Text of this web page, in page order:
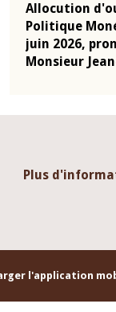
Allocution
Politique
mars 2026,
Monsieur
Plus
l'application